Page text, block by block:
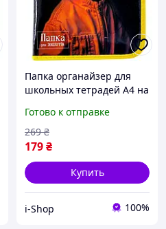
Папка органайзер для
школьных тетрадей А4 на
рисунком Собака в куртке
Апельсин
Готово к отправке
179₴
269 ₴
Купить
i-Shop 100%